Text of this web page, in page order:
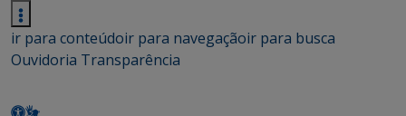
ir para conteúdoir para navegaçãoir para busca
Ouvidoria Transparência